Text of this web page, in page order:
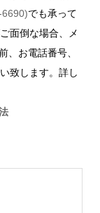
6690)でも承って
面倒な場合、メ
、お電話番号、
致します。詳し